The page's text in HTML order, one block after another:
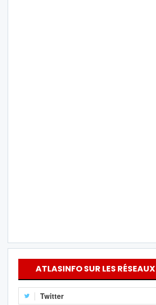
ATLASINFO SUR LES
Twitter